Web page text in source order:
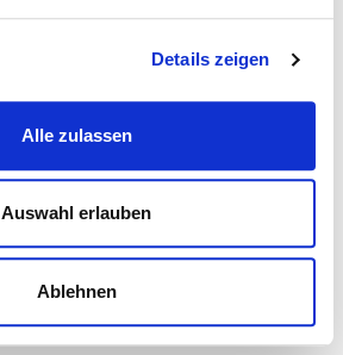
Details zeigen
Alle zulassen
Auswahl erlauben
Ablehnen